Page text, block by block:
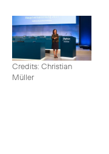
Credits: Christian
Müller